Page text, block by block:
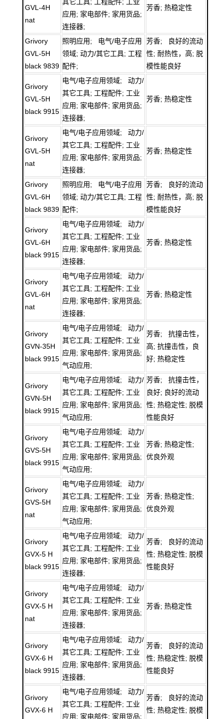
GVL-4H
nat
应用; 家电部件; 家用货品;
连接器;
芳香; 热稳定性
Grivory
GVL-5H
black 9839
照明应用; 电气/电子应用
领域; 动力/其它工具; 工程
配件;
芳香; 良好的流动
性; 耐热性，高; 脱
模性能良好
Grivory
GVL-5H
black 9915
电气/电子应用领域; 动力/
其它工具; 工程配件; 工业
应用; 家电部件; 家用货品;
连接器;
芳香; 热稳定性
Grivory
GVL-5H
nat
电气/电子应用领域; 动力/
其它工具; 工程配件; 工业
应用; 家电部件; 家用货品;
连接器;
芳香; 热稳定性
Grivory
GVL-6H
black 9839
照明应用; 电气/电子应用
领域; 动力/其它工具; 工程
配件;
芳香; 良好的流动
性; 耐热性，高; 脱
模性能良好
Grivory
GVL-6H
black 9915
电气/电子应用领域; 动力/
其它工具; 工程配件; 工业
应用; 家电部件; 家用货品;
连接器;
芳香; 热稳定性
Grivory
GVL-6H
nat
电气/电子应用领域; 动力/
其它工具; 工程配件; 工业
应用; 家电部件; 家用货品;
连接器;
芳香; 热稳定性
Grivory
GVN-35H
black 9915
电气/电子应用领域; 动力/
其它工具; 工程配件; 工业
应用; 家电部件; 家用货品;
气动应用;
芳香; 抗撞击性，
高; 抗撞击性，良
好; 热稳定性
Grivory
GVN-5H
black 9915
电气/电子应用领域; 动力/
其它工具; 工程配件; 工业
应用; 家电部件; 家用货品;
气动应用;
芳香; 抗撞击性，
良好; 良好的流动
性; 热稳定性; 脱模
性能良好
Grivory
GVS-5H
black 9915
电气/电子应用领域; 动力/
其它工具; 工程配件; 工业
应用; 家电部件; 家用货品;
气动应用;
芳香; 热稳定性;
优良外观
Grivory
GVS-5H
nat
电气/电子应用领域; 动力/
其它工具; 工程配件; 工业
应用; 家电部件; 家用货品;
气动应用;
芳香; 热稳定性;
优良外观
Grivory
GVX-5 H
black 9915
电气/电子应用领域; 动力/
其它工具; 工程配件; 工业
应用; 家电部件; 家用货品;
连接器;
芳香; 良好的流动
性; 热稳定性; 脱模
性能良好
Grivory
GVX-5 H
nat
电气/电子应用领域; 动力/
其它工具; 工程配件; 工业
应用; 家电部件; 家用货品;
连接器;
芳香; 热稳定性
Grivory
GVX-6 H
black 9915
电气/电子应用领域; 动力/
其它工具; 工程配件; 工业
应用; 家电部件; 家用货品;
连接器;
芳香; 良好的流动
性; 热稳定性; 脱模
性能良好
Grivory
GVX-6 H
电气/电子应用领域; 动力/
其它工具; 工程配件; 工业
应用; 家电部件; 家用货品;
芳香; 良好的流动
性; 热稳定性; 脱模